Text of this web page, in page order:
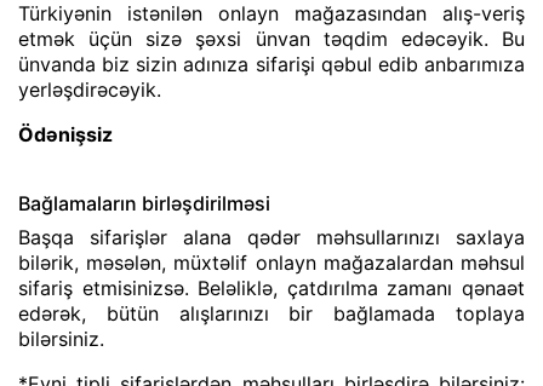
Türkiyənin istənilən onlayn mağazasından alış-veriş
etmək üçün sizə şəxsi ünvan təqdim edəcəyik. Bu
ünvanda biz sizin adınıza sifarişi qəbul edib anbarımıza
yerləşdirəcəyik.
Ödənişsiz
Bağlamaların birləşdirilməsi
Başqa sifarişlər alana qədər məhsullarınızı saxlaya
bilərik, məsələn, müxtəlif onlayn mağazalardan məhsul
sifariş etmisinizsə. Beləliklə, çatdırılma zamanı qənaət
edərək, bütün alışlarınızı bir bağlamada toplaya
bilərsiniz.